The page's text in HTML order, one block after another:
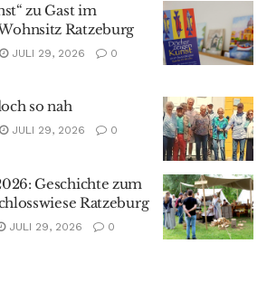
zu Gast im
Ratzeburg
JULI 29, 2026
0
so nah
JULI 29, 2026
0
Geschichte zum
Ratzeburg
JULI 29, 2026
0